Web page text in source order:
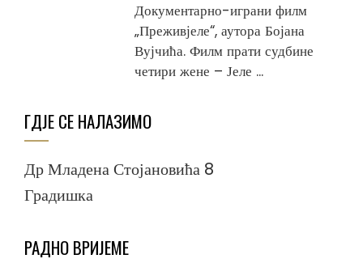
Документарно-играни филм
„Преживјеле“, аутора Бојана
Вујчића. Филм прати судбине
четири жене – Јеле ...
ГДЈЕ СЕ НАЛАЗИМО
Др Младена Стојановића 8
Градишка
РАДНО ВРИЈЕМЕ